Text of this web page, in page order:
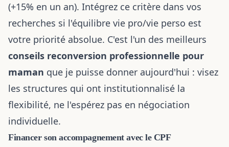
(+15% en un an). Intégrez ce critère dans vos
recherches si l'équilibre vie pro/vie perso est
votre priorité absolue. C'est l'un des meilleurs
conseils reconversion professionnelle pour
maman que je puisse donner aujourd'hui : visez
les structures qui ont institutionnalisé la
flexibilité, ne l'espérez pas en négociation
individuelle.
Financer son accompagnement avec le CPF